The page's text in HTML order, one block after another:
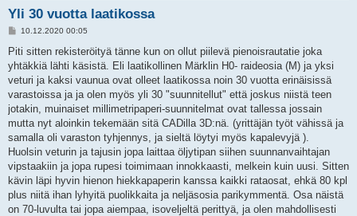
Yli 30 vuotta laatikossa
V
e
t
i
10.12.2020 00:05
Piti sitten rekisteröityä tänne kun on ollut piilevä pienoisrautatie joka
yhtäkkiä lähti käsistä. Eli laatikollinen Märklin H0- raideosia (M) ja yksi
veturi ja kaksi vaunua ovat olleet laatikossa noin 30 vuotta erinäisissä
varastoissa ja ja olen myös yli 30 "suunnitellut" että joskus niistä teen
jotakin, muinaiset millimetripaperi-suunnitelmat ovat tallessa jossain
mutta nyt aloinkin tekemään sitä CADilla 3D:nä. (yrittäjän työt vähissä ja
samalla oli varaston tyhjennys, ja sieltä löytyi myös kapalevyjä ).
Huolsin veturin ja tajusin jopa laittaa öljytipan siihen suunnanvaihtajan
vipstaakiin ja jopa rupesi toimimaan innokkaasti, melkein kuin uusi. Sitten
kävin läpi hyvin hienon hiekkapaperin kanssa kaikki rataosat, ehkä 80 kpl
plus niitä ihan lyhyitä puolikkaita ja neljäsosia parikymmentä. Osa näistä
on 70-luvulta tai jopa aiempaa, isoveljeltä perittyä, ja olen mahdollisesti